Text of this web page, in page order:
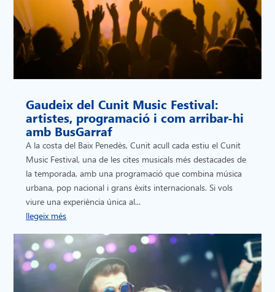
Gaudeix del Cunit Music Festival:
artistes, programació i com arribar-hi
amb BusGarraf
A la costa del Baix Penedès, Cunit acull cada estiu el Cunit
Music Festival, una de les cites musicals més destacades de
la temporada, amb una programació que combina música
urbana, pop nacional i grans èxits internacionals. Si vols
viure una experiència única al...
llegeix més